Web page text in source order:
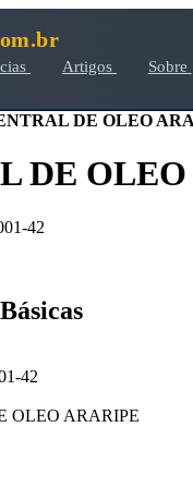
Artigos Sobre
DE OLEO
DE
42
42
OLEO ARARIPE